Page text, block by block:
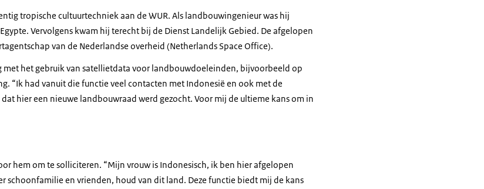
tropische cultuurtechniek aan de WUR. Als landbouwingenieur was hij
Vervolgens kwam hij terecht bij de Dienst Landelijk Gebied. De afgelopen
van de Nederlandse overheid (Netherlands Space Office).
met het gebruik van satellietdata voor landbouwdoeleinden, bijvoorbeeld op
“Ik had vanuit die functie veel contacten met Indonesië en ook met de
hier een nieuwe landbouwraad werd gezocht. Voor mij de ultieme kans om in
hem om te solliciteren. “Mijn vrouw is Indonesisch, ik ben hier afgelopen
schoonfamilie en vrienden, houd van dit land. Deze functie biedt mij de kans